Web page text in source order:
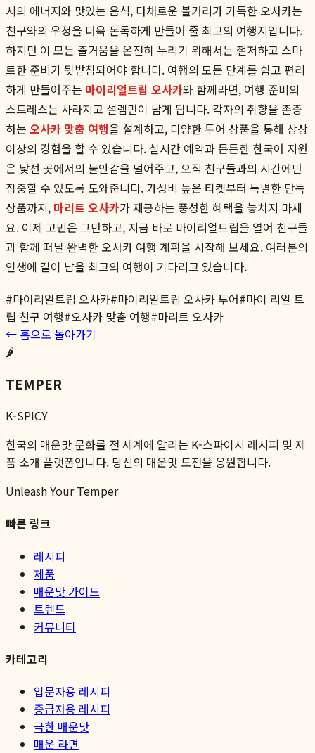
시의 에너지와 맛있는 음식, 다채로운 볼거리가 가득한 오사카는
친구와의 우정을 더욱 돈독하게 만들어 줄 최고의 여행지입니다.
하지만 이 모든 즐거움을 온전히 누리기 위해서는 철저하고 스마
트한 준비가 뒷받침되어야 합니다. 여행의 모든 단계를 쉽고 편리
하게 만들어주는 마이리얼트립 오사카와 함께라면, 여행 준비의
스트레스는 사라지고 설렘만이 남게 됩니다. 각자의 취향을 존중
하는 오사카 맞춤 여행을 설계하고, 다양한 투어 상품을 통해 상상
이상의 경험을 할 수 있습니다. 실시간 예약과 든든한 한국어 지원
은 낯선 곳에서의 불안감을 덜어주고, 오직 친구들과의 시간에만
집중할 수 있도록 도와줍니다. 가성비 높은 티켓부터 특별한 단독
상품까지, 마리트 오사카가 제공하는 풍성한 혜택을 놓치지 마세
요. 이제 고민은 그만하고, 지금 바로 마이리얼트립을 열어 친구들
과 함께 떠날 완벽한 오사카 여행 계획을 시작해 보세요. 여러분의
인생에 길이 남을 최고의 여행이 기다리고 있습니다.
#마이리얼트립 오사카#마이리얼트립 오사카 투어#마이 리얼 트
립 친구 여행#오사카 맞춤 여행#마리트 오사카
← 홈으로 돌아가기
🌶️
TEMPER
K-SPICY
한국의 매운맛 문화를 전 세계에 알리는 K-스파이시 레시피 및 제
품 소개 플랫폼입니다. 당신의 매운맛 도전을 응원합니다.
Unleash Your Temper
빠른 링크
레시피
제품
매운맛 가이드
트렌드
커뮤니티
카테고리
입문자용 레시피
중급자용 레시피
극한 매운맛
매운 라면